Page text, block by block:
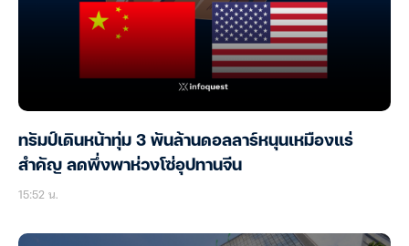
ทรัมป์เดินหน้าทุ่ม 3 พันล้านดอลลาร์หนุนเหมืองแร่
สำคัญ ลดพึ่งพาห่วงโซ่อุปทานจีน
15:52 น.